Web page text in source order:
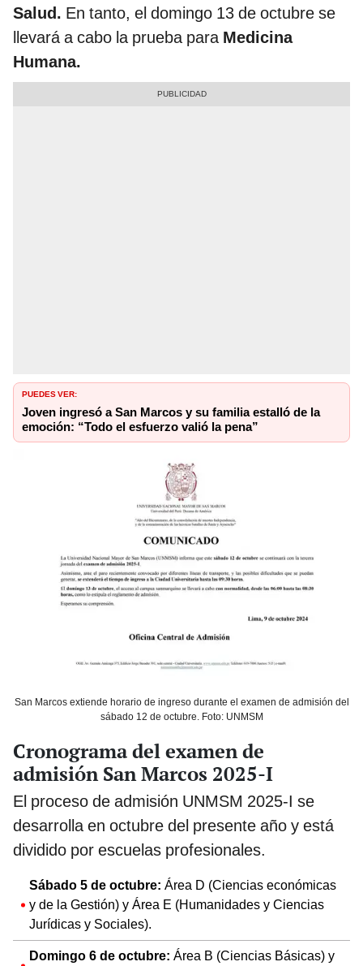
Salud. En tanto, el domingo 13 de octubre se
llevará a cabo la prueba paraMedicina
Humana.
PUEDES VER:
Joven ingresó a San Marcos y su familia estalló de la
emoción: “Todo el esfuerzo valió la pena”
San Marcos extiende horario de ingreso durante el examen de admisión del
sábado 12 de octubre. Foto: UNMSM
Cronograma del examen de
admisión San Marcos 2025-I
El proceso de admisión UNMSM 2025-I se
desarrolla en octubre del presente año y está
dividido por escuelas profesionales.
Sábado 5 de octubre: Área D (Ciencias económicas
y de la Gestión) y Área E (Humanidades y Ciencias
Jurídicas y Sociales).
Domingo 6 de octubre: Área B (Ciencias Básicas) y